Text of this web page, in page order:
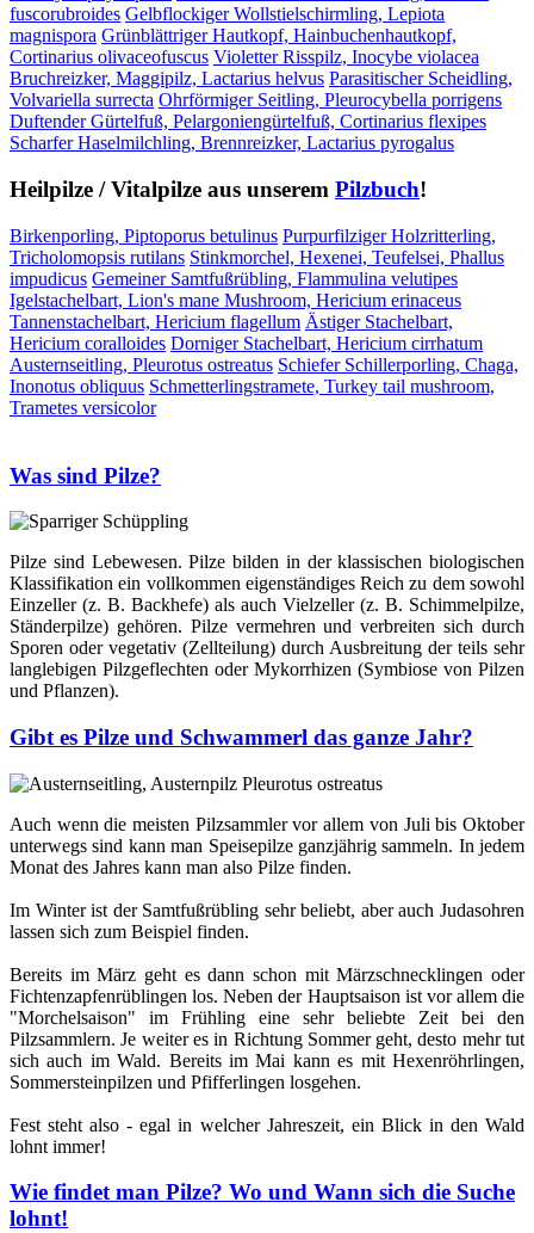
fuscorubroides Gelbflockiger Wollstielschirmling, Lepiota
magnispora Grünblättriger Hautkopf, Hainbuchenhautkopf,
Cortinarius olivaceofuscus Violetter Risspilz, Inocybe violacea
Bruchreizker, Maggipilz, Lactarius helvus Parasitischer Scheidling,
Volvariella surrecta Ohrförmiger Seitling, Pleurocybella porrigens
Duftender Gürtelfuß, Pelargoniengürtelfuß, Cortinarius flexipes
Scharfer Haselmilchling, Brennreizker, Lactarius pyrogalus
Heilpilze / Vitalpilze aus unserem Pilzbuch!
Birkenporling, Piptoporus betulinus Purpurfilziger Holzritterling,
Tricholomopsis rutilans Stinkmorchel, Hexenei, Teufelsei, Phallus
impudicus Gemeiner Samtfußrübling, Flammulina velutipes
Igelstachelbart, Lion's mane Mushroom, Hericium erinaceus
Tannenstachelbart, Hericium flagellum Ästiger Stachelbart,
Hericium coralloides Dorniger Stachelbart, Hericium cirrhatum
Austernseitling, Pleurotus ostreatus Schiefer Schillerporling, Chaga,
Inonotus obliquus Schmetterlingstramete, Turkey tail mushroom,
Trametes versicolor
Was sind Pilze?
Pilze sind Lebewesen. Pilze bilden in der klassischen biologischen
Klassifikation ein vollkommen eigenständiges Reich zu dem sowohl
Einzeller (z. B. Backhefe) als auch Vielzeller (z. B. Schimmelpilze,
Ständerpilze) gehören. Pilze vermehren und verbreiten sich durch
Sporen oder vegetativ (Zellteilung) durch Ausbreitung der teils sehr
langlebigen Pilzgeflechten oder Mykorrhizen (Symbiose von Pilzen
und Pflanzen).
Gibt es Pilze und Schwammerl das ganze Jahr?
Auch wenn die meisten Pilzsammler vor allem von Juli bis Oktober
unterwegs sind kann man Speisepilze ganzjährig sammeln. In jedem
Monat des Jahres kann man also Pilze finden.
Im Winter ist der Samtfußrübling sehr beliebt, aber auch Judasohren
lassen sich zum Beispiel finden.
Bereits im März geht es dann schon mit Märzschnecklingen oder
Fichtenzapfenrüblingen los. Neben der Hauptsaison ist vor allem die
"Morchelsaison" im Frühling eine sehr beliebte Zeit bei den
Pilzsammlern. Je weiter es in Richtung Sommer geht, desto mehr tut
sich auch im Wald. Bereits im Mai kann es mit Hexenröhrlingen,
Sommersteinpilzen und Pfifferlingen losgehen.
Fest steht also - egal in welcher Jahreszeit, ein Blick in den Wald
lohnt immer!
Wie findet man Pilze? Wo und Wann sich die Suche
lohnt!